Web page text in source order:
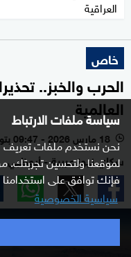
سياسة ملفات الارتباط
نحن نستخدم ملفات تعريف
لموقعنا ولتحسين تجربتك.
فإنك توافق على استخدامنا
سياسية الخصوصية
العراقية
خاص
الحرب والخبز..
العالمية
l 18 مارس 2026 - 09:47 بتوقيت أبوظبي
سكاي نيوز عربية - أبوظبي